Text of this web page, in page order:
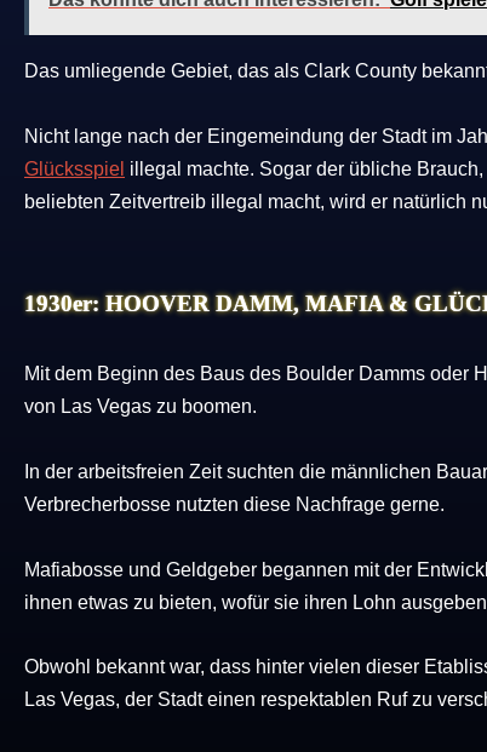
Das umliegende Gebiet, das als Clark County
Nicht lange nach der Eingemeindung der Stadt im
Glücksspiel illegal machte. Sogar der übliche
beliebten Zeitvertreib illegal macht, wird er natürlich
1930er: HOOVER DAMM, MAFIA &
Mit dem Beginn des Baus des Boulder Damms oder
von Las Vegas zu boomen.
In der arbeitsfreien Zeit suchten die männlichen
Verbrecherbosse nutzten diese Nachfrage gerne.
Mafiabosse und Geldgeber begannen mit der
ihnen etwas zu bieten, wofür sie ihren Lohn
Obwohl bekannt war, dass hinter vielen dieser
Las Vegas, der Stadt einen respektablen Ruf zu